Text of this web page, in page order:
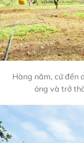
Hàng năm, cứ đến
óng và trở